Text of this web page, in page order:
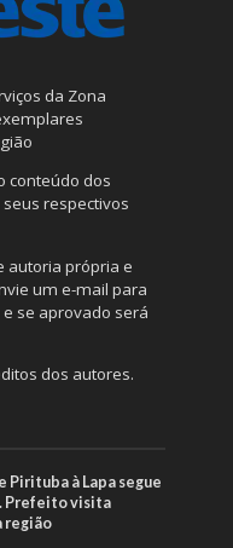
da Zona
conteúdo dos
respectivos
autoria própria e
um e-mail para
se aprovado será
dos autores.
Pirituba à Lapa segue
Prefeito visita
região